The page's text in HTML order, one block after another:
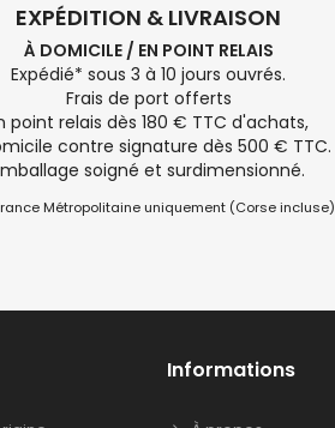
EXPÉDITION & LIVRAISON
À DOMICILE / EN POINT RELAIS
Expédié* sous 3 à 10 jours ouvrés.
Frais de port offerts
point relais dès 180 € TTC d'achats,
contre signature dès 500 € TTC.
soigné et surdimensionné.
Métropolitaine uniquement (Corse incluse)
Informations